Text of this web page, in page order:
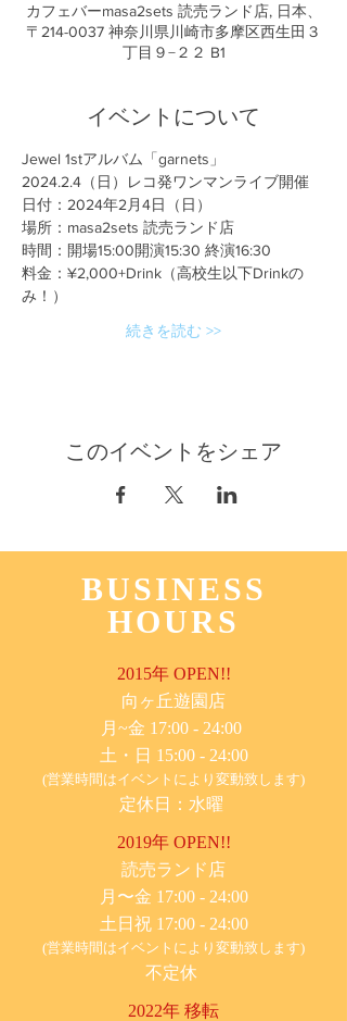
カフェバーmasa2sets 読売ランド店, 日本、
〒214-0037 神奈川県川崎市多摩区西生田３
丁目９−２２ B1
イベントについて
Jewel 1stアルバム「garnets」
2024.2.4（日）レコ発ワンマンライブ開催
日付：2024年2月4日（日）
場所：masa2sets 読売ランド店
時間：開場15:00開演15:30 終演16:30
料金：¥2,000+Drink（高校生以下Drinkの
み！）
続きを読む >>
このイベントをシェア
BUSINESS
HOURS
2015年 OPEN!!
​向ヶ丘遊園店
月~金 17:00 - 24:00
土・日 15:00 - 24:00
(営業時間はイベントにより変動致します)
定休日：水曜
2019年 OPEN!!
​読売ランド店
月〜金 17:00 - 24:00
土日祝 17:00 - 24:00
(営業時間はイベントにより変動致します)
不定休
2022年 移転